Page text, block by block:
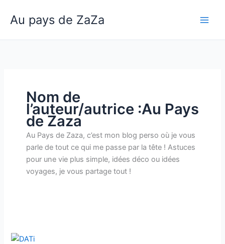
Au pays de ZaZa
Nom de
l’auteur/autrice :Au Pays
de Zaza
Au Pays de Zaza, c’est mon blog perso où je vous
parle de tout ce qui me passe par la tête ! Astuces
pour une vie plus simple, idées déco ou idées
voyages, je vous partage tout !